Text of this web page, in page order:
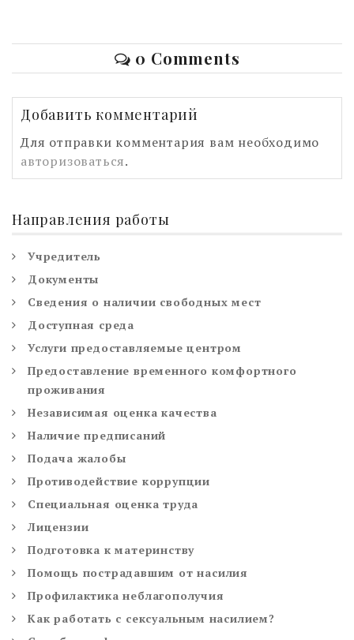
0 Comments
Добавить комментарий
Для отправки комментария вам необходимо
авторизоваться.
Направления работы
Учредитель
Документы
Сведения о наличии свободных мест
Доступная среда
Услуги предоставляемые центром
Предоставление временного комфортного
проживания
Независимая оценка качества
Наличие предписаний
Подача жалобы
Противодействие коррупции
Специальная оценка труда
Лицензии
Подготовка к материнству
Помощь пострадавшим от насилия
Профилактика неблагополучия
Как работать с сексуальным насилием?